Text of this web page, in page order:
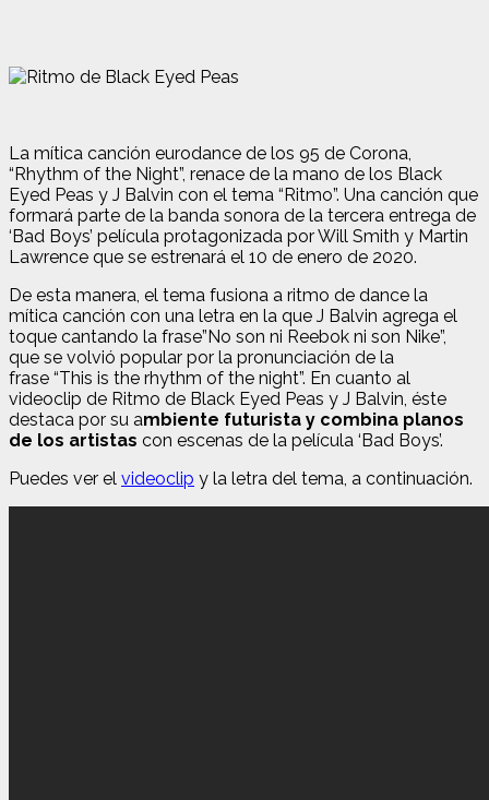
La mítica canción eurodance de los 95 de Corona,
“Rhythm of the Night”, renace de la mano de los Black
Eyed Peas y J Balvin con el tema “Ritmo”. Una canción que
formará parte de la banda sonora de la tercera entrega de
‘Bad Boys’ película protagonizada por Will Smith y Martin
Lawrence que se estrenará el 10 de enero de 2020.
De esta manera, el tema fusiona a ritmo de dance la
mítica canción con una letra en la que J Balvin agrega el
toque cantando la frase”No son ni Reebok ni son Nike”,
que se volvió popular por la pronunciación de la
frase “This is the rhythm of the night”. En cuanto al
videoclip de Ritmo de Black Eyed Peas y J Balvin, éste
destaca por su ambiente futurista y combina planos
de los artistas con escenas de la película ‘Bad Boys’.
Puedes ver el videoclip y la letra del tema, a continuación.